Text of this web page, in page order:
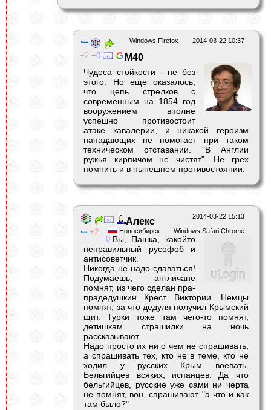
2014-03-22 10:37
Windows Firefox
2 0 M40
Чудеса стойкости - не без
этого. Но еще оказалось,
что цепь стрелков с
современным на 1854 год
вооружением вполне
успешно противостоит
атаке кавалерии, и никакой героизм
нападающих не помогает при таком
техническом отставании. "В Англии
ружья кирпичом не чистят". Не грех
помнить и в нынешнем противостоянии.
2014-03-22 15:13
Windows Safari Chrome
Новосибирск
2
0
Алекс
Вы, Пашка, какойто
неправильный русофоб и
антисоветчик.
Никогда не надо сдаваться!
Подумаешь, англичане
помнят, из чего сделан пра-
прадедушкин Крест Виктории. Немцы
помнят, за что дедуля получил Крымский
щит. Турки тоже там чего-то помнят,
детишкам страшилки на ночь
рассказывают.
Надо просто их ни о чем не спрашивать,
а спрашивать тех, кто не в теме, кто не
ходил у русских Крым воевать.
Бельгийцев всяких, испанцев. Да что
бельгийцев, русские уже сами ни черта
не помнят, вон, спрашивают "а что и как
там было?"